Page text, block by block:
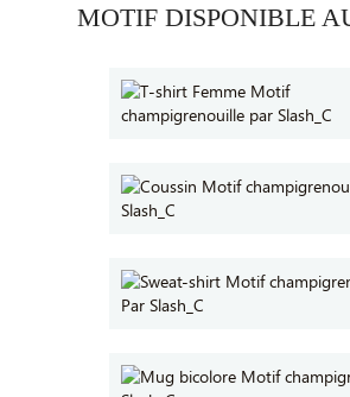
MOTIF DISPONIBLE